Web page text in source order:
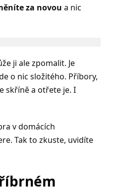
za novou a nic
ji ale zpomalit. Je
o nic složitého. Příbory,
skříně a otřete je. I
v domácích
Tak to zkuste, uvidíte